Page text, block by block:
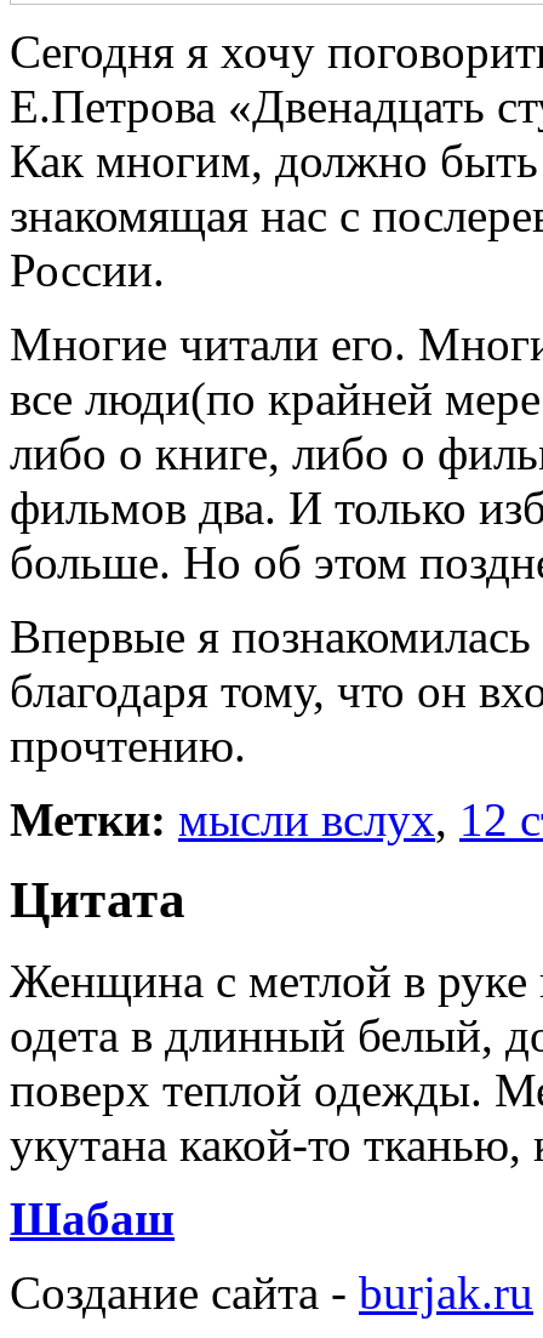
Сегодня я хочу
Е.Петрова «Двенадцать
Как многим, должно быть
знакомящая нас с
России.
Многие читали его.
все люди(по крайней
либо о книге, либо о
фильмов два. И только
больше. Но об этом
Впервые я
благодаря тому, что он
прочтению.
Метки: мысли вслух, 12
Цитата
Женщина с метлой в руке
одета в длинный белый,
поверх теплой одежды.
укутана какой-то тканью,
Шабаш
Создание сайта - burjak.ru